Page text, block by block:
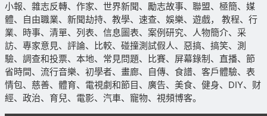
小報、雜志反轉、作家、世界新聞、勵志故事、聯盟、極簡、媒
體、自由職業、新聞劫持、教學、速查、娛樂、遊戲， 教程、行
業、時事、清單、列表、信息圖表、案例研究、人物簡介、采
訪、專家意見、評論、比較、碰撞測試假人、惡搞、搞笑、測
驗、調查和投票、本地、常見問題、比賽、屏幕錄制、直播、節
省時間、流行音樂、初學者、畫廊、自傳、食譜、客戶體驗、表
情包、慈善、體育、電視劇和節目、廣告、美食、健身、DIY、财
經、政治、育兒、電影、汽車、寵物、視頻博客。